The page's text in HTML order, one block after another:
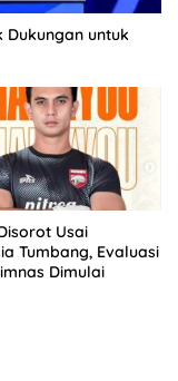
Dukungan untuk
Usai
Tumbang, Evaluasi
Dimulai